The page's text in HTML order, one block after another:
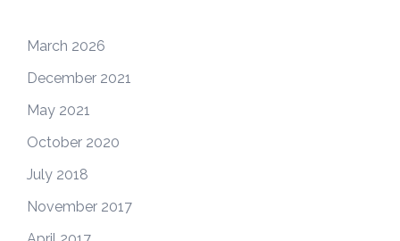
March 2026
December 2021
May 2021
October 2020
July 2018
November 2017